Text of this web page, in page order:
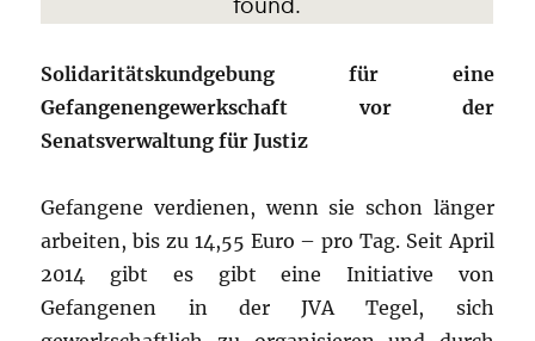
Solidaritätskundgebung für eine
Gefangenengewerkschaft vor der
Senatsverwaltung für Justiz
Gefangene verdienen, wenn sie schon länger
arbeiten, bis zu 14,55 Euro – pro Tag. Seit April
2014 gibt es gibt eine Initiative von
Gefangenen in der JVA Tegel, sich